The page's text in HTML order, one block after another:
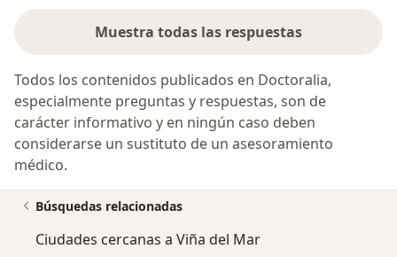
Muestra todas las respuestas
Todos los contenidos publicados en Doctoralia,
especialmente preguntas y respuestas, son de
carácter informativo y en ningún caso deben
considerarse un sustituto de un asesoramiento
médico.
Búsquedas relacionadas
Ciudades cercanas a Viña del Mar